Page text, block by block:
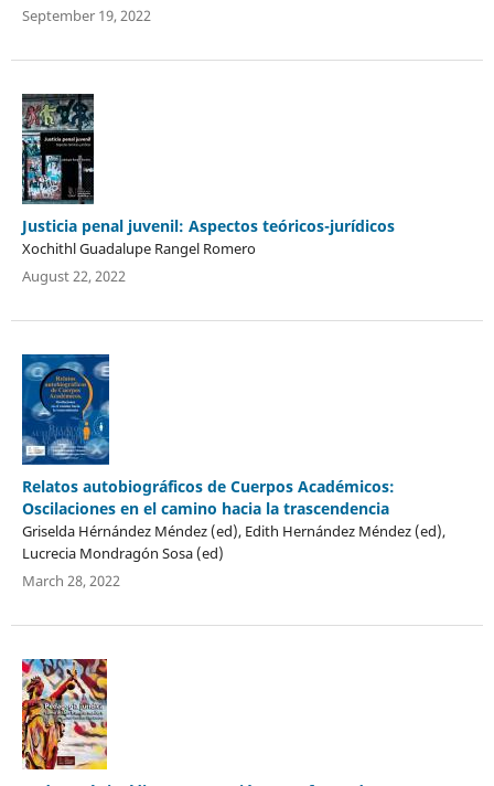
September 19, 2022
Justicia penal juvenil: Aspectos teóricos-jurídicos
Xochithl Guadalupe Rangel Romero
August 22, 2022
Relatos autobiográficos de Cuerpos Académicos:
Oscilaciones en el camino hacia la trascendencia
Griselda Hérnández Méndez (ed), Edith Hernández Méndez (ed),
Lucrecia Mondragón Sosa (ed)
March 28, 2022